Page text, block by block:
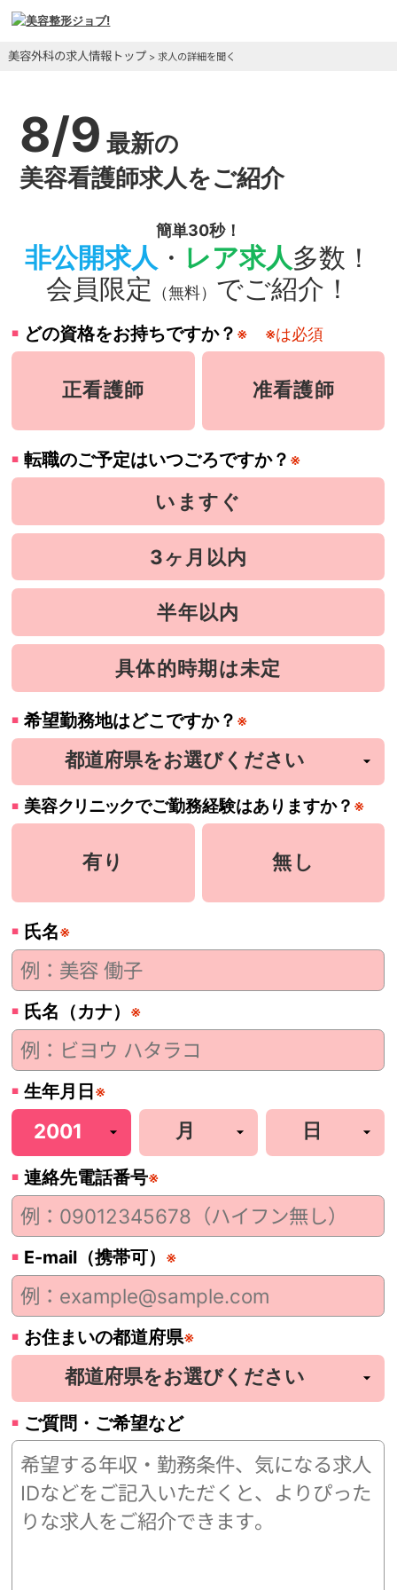
美容外科の求人情報トップ > 求人の詳細を聞く
8/9 最新の
美容看護師求人をご紹介
簡単30秒！
非公開求人 ・ レア求人多数！
会員限定
（無料） でご紹介！
どの資格をお持ちですか？ ※ ※は必須
正看護師 准看護師
転職のご予定はいつごろですか？ ※
いますぐ
3ヶ月以内
半年以内
具体的時期は未定
希望勤務地はどこですか？ ※
美容クリニックでご勤務経験はありますか？ ※
有り 無し
氏名※
氏名（カナ） ※
生年月日 ※
連絡先電話番号※
E-mail（携帯可） ※
お住まいの都道府県※
ご質問・ご希望など